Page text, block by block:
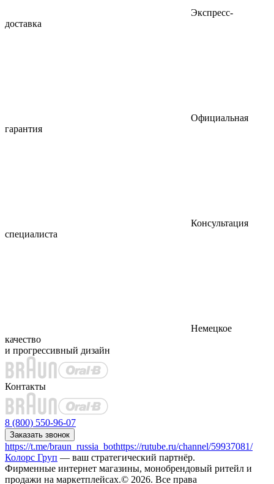
Экспресс-
доставка
Официальная
гарантия
Консультация
специалиста
Немецкое
качество
и прогрессивный дизайн
Контакты
8 (800) 550-96-07
Заказать звонок
https://t.me/braun_russia_bothttps://rutube.ru/channel/59937081/
Колорс Груп — ваш стратегический партнёр.
Фирменные интернет магазины, монобрендовый ритейл и
продажи на маркетплейсах.© 2026. Все права